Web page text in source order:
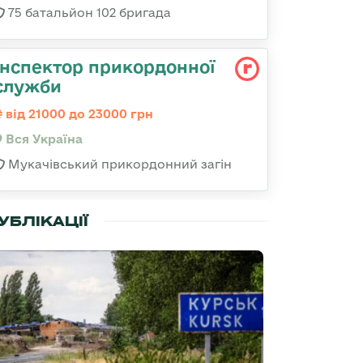
75 батальйон 102 бригада
прикордонної
від 21000 до 23000 грн
Вся Україна
Мукачівський прикордонний загін